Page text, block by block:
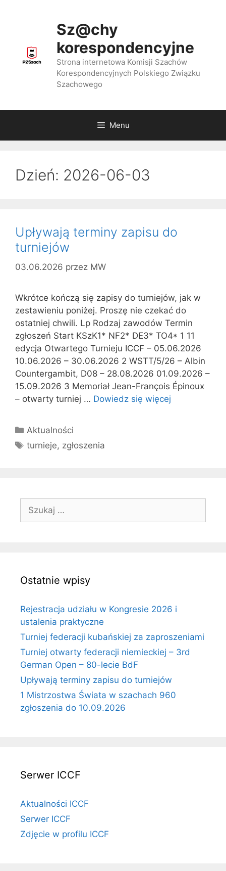
Sz@chy
korespondencyjne
Strona internetowa Komisji Szachów
Korespondencyjnych Polskiego Związku
Szachowego
Menu
Dzień: 2026-06-03
Upływają terminy zapisu do
turniejów
03.06.2026 przez MW
Wkrótce kończą się zapisy do turniejów, jak w
zestawieniu poniżej. Proszę nie czekać do
ostatniej chwili. Lp Rodzaj zawodów Termin
zgłoszeń Start KSzK1* NF2* DE3* TO4* 1 11
edycja Otwartego Turnieju ICCF – 05.06.2026
10.06.2026 – 30.06.2026 2 WSTT/5/26 – Albin
Countergambit, D08 – 28.08.2026 01.09.2026 –
15.09.2026 3 Memoriał Jean-François Épinoux
– otwarty turniej … Dowiedz się więcej
Kategorie
Aktualności
Tagi
turnieje, zgłoszenia
Ostatnie wpisy
Rejestracja udziału w Kongresie 2026 i
ustalenia praktyczne
Turniej federacji kubańskiej za zaproszeniami
Turniej otwarty federacji niemieckiej – 3rd
German Open – 80-lecie BdF
Upływają terminy zapisu do turniejów
1 Mistrzostwa Świata w szachach 960
zgłoszenia do 10.09.2026
Serwer ICCF
Aktualności ICCF
Serwer ICCF
Zdjęcie w profilu ICCF